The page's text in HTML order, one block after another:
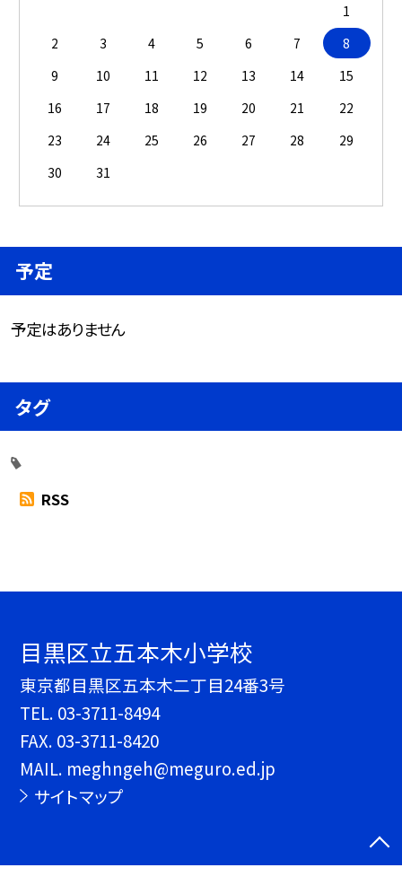
1
2
3 4 5 6 7
8
9
10 11 12 13 14
15
16
17 18 19 20 21
22
23
24 25 26 27 28
29
30
31
予定
予定はありません
タグ
RSS
目黒区立五本木小学校
東京都目黒区五本木二丁目24番3号
TEL. 03-3711-8494
FAX. 03-3711-8420
MAIL. meghngeh@meguro.ed.jp
サイトマップ